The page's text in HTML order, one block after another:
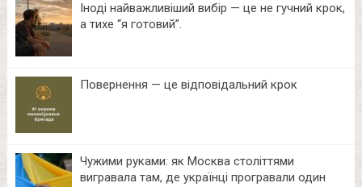
Іноді найважливіший вибір — це не гучний крок,
а тихе “я готовий”.
Повернення — це відповідальний крок
Чужими руками: як Москва століттями
вигравала там, де українці програвали один